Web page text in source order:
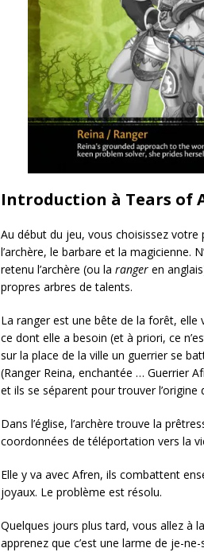
Introduction à Tears of
Au début du jeu, vous choisissez votre
l’archère, le barbare et la magicienne.
retenu l’archère (ou la ranger en
propres arbres de talents.
La ranger est une bête de la forêt, elle
ce dont elle a besoin (et à priori, ce
sur la place de la ville un guerrier se
(Ranger Reina, enchantée … Guerrier
et ils se séparent pour trouver l’origine
Dans l’église, l’archère trouve la
coordonnées de téléportation vers la
Elle y va avec Afren, ils combattent
joyaux. Le problème est résolu.
Quelques jours plus tard, vous allez à
apprenez que c’est une larme de je-